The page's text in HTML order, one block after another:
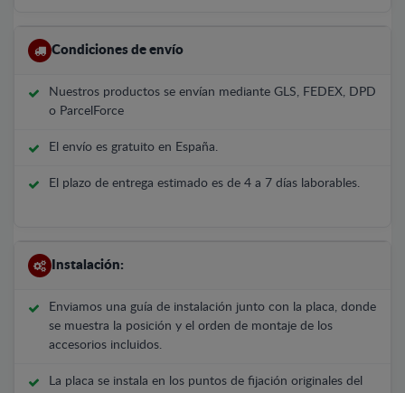
Condiciones de envío
Nuestros productos se envían mediante GLS, FEDEX, DPD
o ParcelForce
El envío es gratuito en España.
El plazo de entrega estimado es de 4 a 7 días laborables.
Instalación:
Enviamos una guía de instalación junto con la placa, donde
se muestra la posición y el orden de montaje de los
accesorios incluidos.
La placa se instala en los puntos de fijación originales del